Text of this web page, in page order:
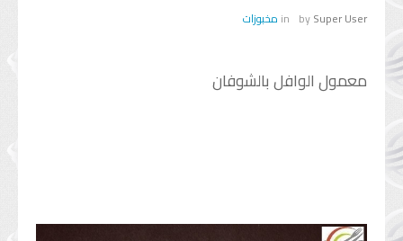
bySuper User
in مخبوزات
معمول الوافل بالشوفان